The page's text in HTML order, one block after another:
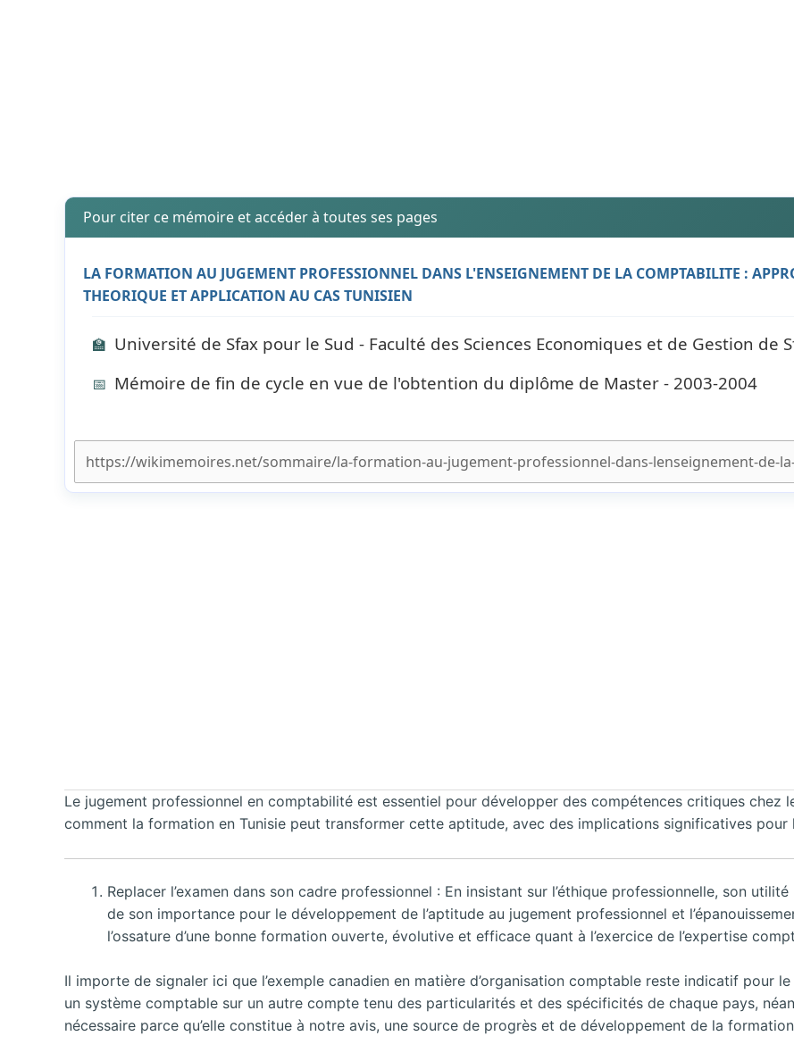
Pour citer ce mémoire et accéder à toutes ses pages
LA FORMATION AU JUGEMENT PROFESSIONNEL DANS L'ENSEIGNEMENT DE LA COMPTABILITE :
THEORIQUE ET APPLICATION AU CAS TUNISIEN
🏫 Université de Sfax pour le Sud - Faculté des Sciences Economiques et de Gestion de
📅 Mémoire de fin de cycle en vue de l'obtention du diplôme de Master - 2003-2004
Le jugement professionnel en comptabilité est essentiel pour développer des compétences critiques
comment la formation en Tunisie peut transformer cette aptitude, avec des implications significatives pour
Replacer l’examen dans son cadre professionnel : En insistant sur l’éthique professionnelle, son
de son importance pour le développement de l’aptitude au jugement professionnel et
l’ossature d’une bonne formation ouverte, évolutive et efficace quant à l’exercice de l’expertise
Il importe de signaler ici que l’exemple canadien en matière d’organisation comptable reste indicatif pour
un système comptable sur un autre compte tenu des particularités et des spécificités de chaque pays,
nécessaire parce qu’elle constitue à notre avis, une source de progrès et de développement de la